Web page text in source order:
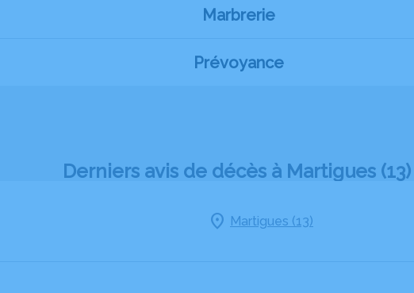
Marbrerie
Prévoyance
Derniers avis de décès à Martigues (13)
Martigues (13)